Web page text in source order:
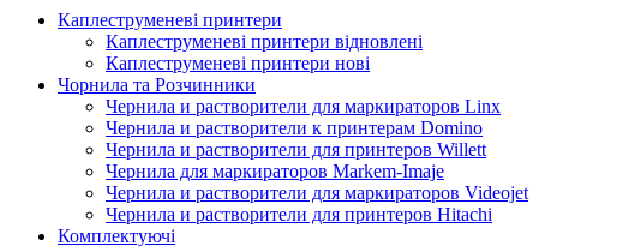
Аплікатор для горизонтальної поклейки етикетки
Подробнее
Каплеструменеві принтери
Каплеструменеві принтери відновлені
Каплеструменеві принтери нові
Чорнила та Розчинники
Чернила и растворители для маркираторов Linx
Чернила и растворители к принтерам Domino
Чернила и растворители для принтеров Willett
Чернила для маркираторов Markem-Imaje
Чернила и растворители для маркираторов Videojet
Чернила и растворители для принтеров Hitachi
Комплектуючі